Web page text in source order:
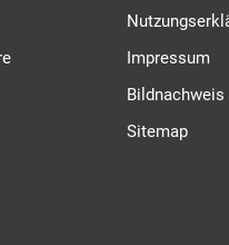
Impressum
Bildnachweis
Sitemap